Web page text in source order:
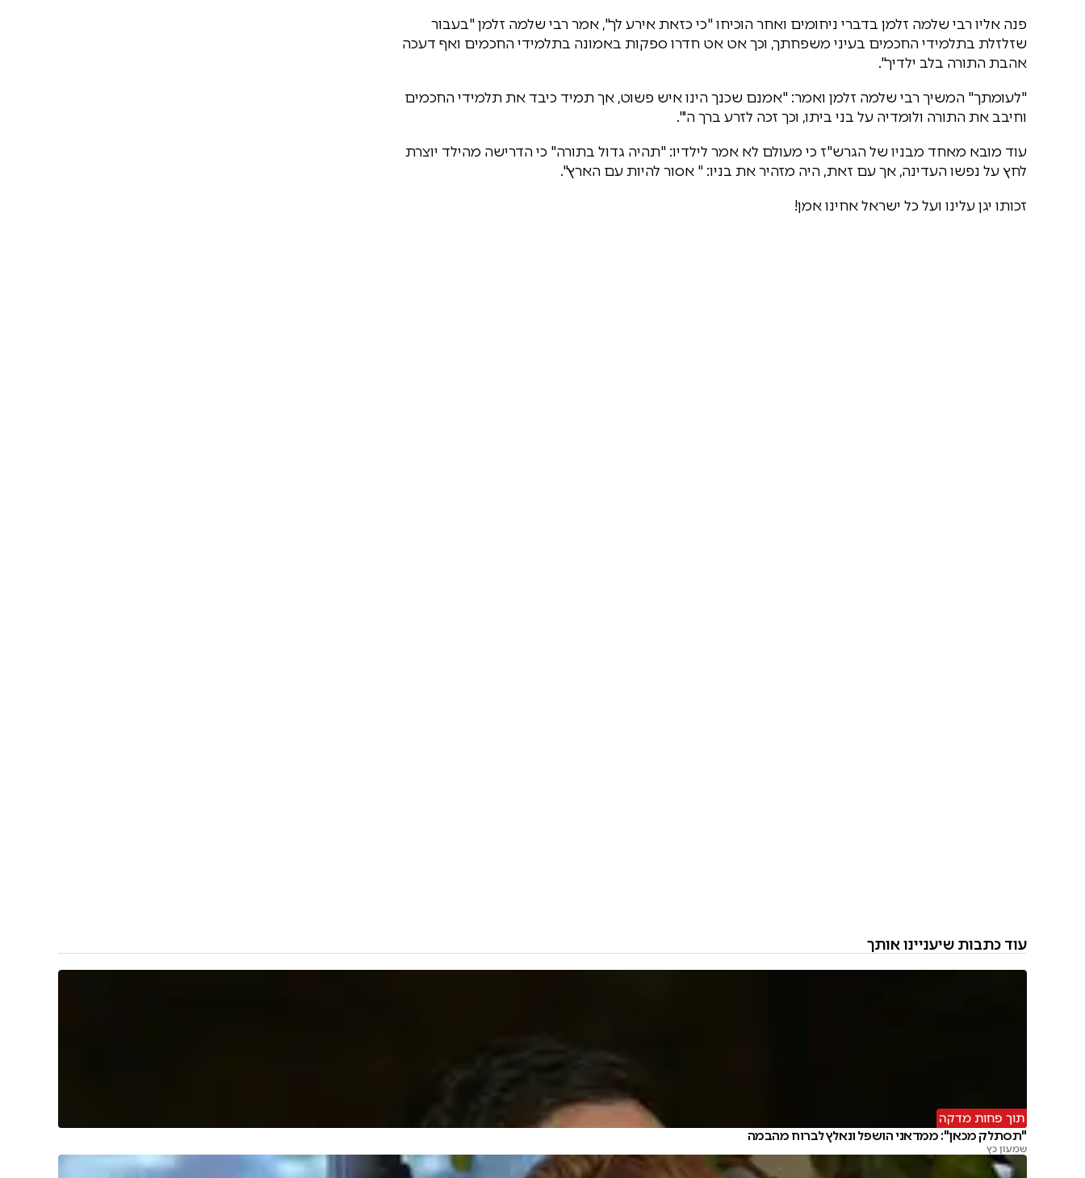
פנה אליו רבי שלמה זלמן בדברי ניחומים ואחר הוכיחו "כי כזאת אירע לך", אמר רבי שלמה זלמן "בעבור
שזלזלת בתלמידי החכמים בעיני משפחתך, וכך אט אט חדרו ספקות באמונה בתלמידי החכמים ואף דעכה
אהבת התורה בלב ילדיך".
"לעומתך" המשיך רבי שלמה זלמן ואמר: "אמנם שכנך הינו איש פשוט, אך תמיד כיבד את תלמידי החכמים
וחיבב את התורה ולומדיה על בני ביתו, וכך זכה לזרע ברך ה'".
עוד מובא מאחד מבניו של הגרש"ז כי מעולם לא אמר לילדיו: "תהיה גדול בתורה" כי הדרישה מהילד יוצרת
לחץ על נפשו העדינה, אך עם זאת, היה מזהיר את בניו: " אסור להיות עם הארץ".
זכותו יגן עלינו ועל כל ישראל אחינו אמן!
עוד כתבות שיעניינו אותך
תוך פחות מדקה
"תסתלק מכאן": ממדאני הושפל ונאלץ לברוח מהבמה
שמעון כץ